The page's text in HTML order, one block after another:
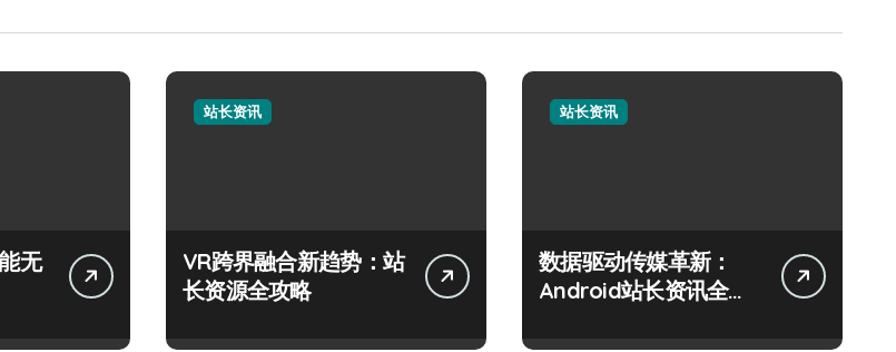
无
站长资讯
VR跨界融合新趋势：站
长资源全攻略
站长资讯
数据驱动传媒革新：
Android站长资讯全攻